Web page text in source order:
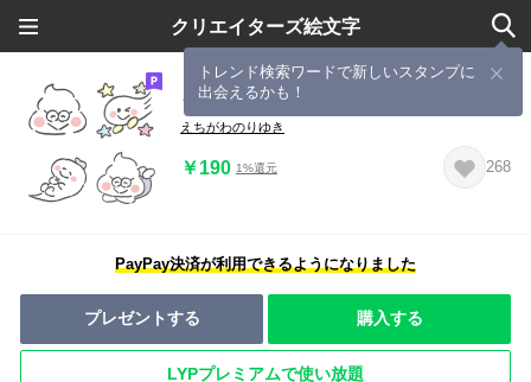
クリエイターズ絵文字
トレンド検索ワードで新しいスタンプに
出会えるかも！
うんころもちくん絵文字
えちがわのりゆき
￥190 1%還元 268
PayPay決済が利用できるようになりました
プレゼントする 購入する
LYPプレミアムで使い放題